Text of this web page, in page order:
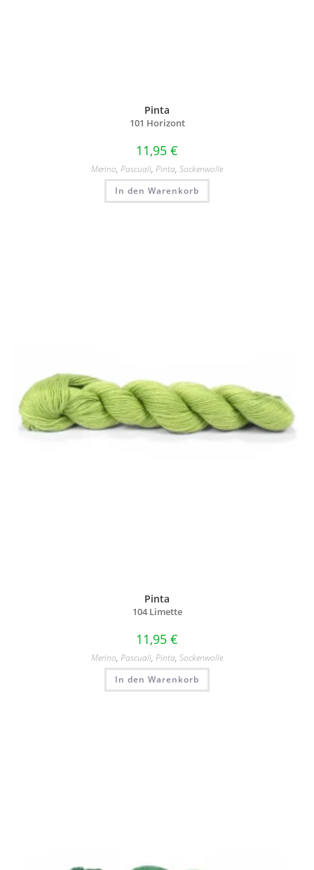
Pinta
101 Horizont
11,95 €
Merino, Pascuali, Pinta, Sockenwolle
In den Warenkorb
Pinta
104 Limette
11,95 €
Merino, Pascuali, Pinta, Sockenwolle
In den Warenkorb